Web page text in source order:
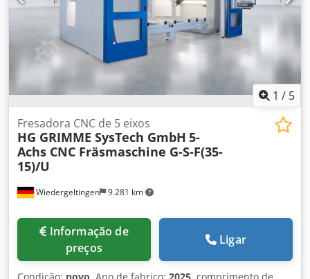
1 / 5
Wiedergeltingen 9.281 km
Fresadora CNC de 5 eixos
HG GRIMME SysTech GmbH 5-
Achs CNC Fräsmaschine G-S-F(35-
15)/U
preços
Ligar
Condição: novo, Ano de fabrico: 2025, comprimento de